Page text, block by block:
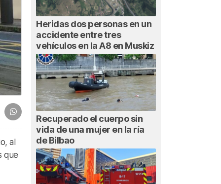
al
que
Heridas dos personas en un
accidente entre tres
vehículos en la A8 en Muskiz
Recuperado el cuerpo sin
vida de una mujer en la ría
de Bilbao